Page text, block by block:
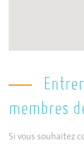
membres
Si vous souhaitez